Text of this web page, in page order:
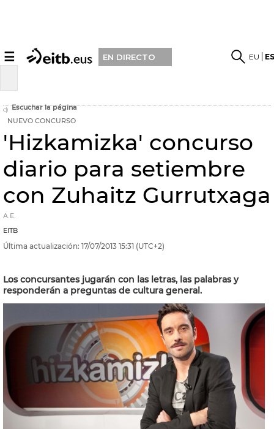
☰ EN DIRECTO EU
Escuchar la página
NUEVO CONCURSO
'Hizkamizka' concurso
diario para setiembre
con Zuhaitz Gurrutxaga
A.E.
EITB
Última actualización: 17/07/2013 15:31 (UTC+2)
Los concursantes jugarán con las letras, las palabras y
responderán a preguntas de cultura general.